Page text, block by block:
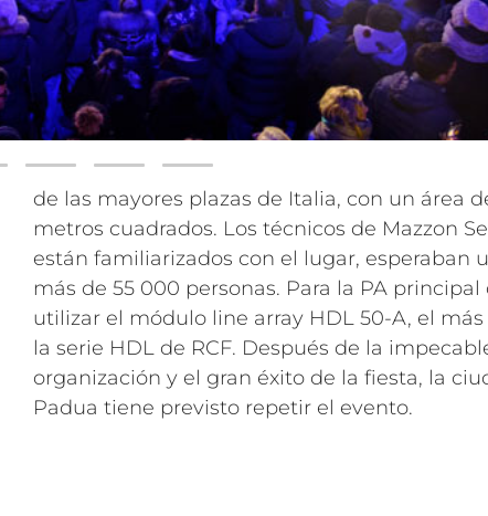
de las mayores plazas de Italia, con un área
metros cuadrados. Los técnicos de Mazzon
están familiarizados con el lugar, esperaban
más de 55 000 personas. Para la PA
utilizar el módulo line array HDL 50-A, el
la serie HDL de RCF. Después de la
organización y el gran éxito de la fiesta, la
Padua tiene previsto repetir el evento.